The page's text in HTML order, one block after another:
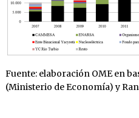
Fuente: elaboración OME en
(Ministerio de Economía) y